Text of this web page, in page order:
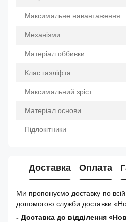
Максимальне навантаження
Механізми
Матеріал оббивки
Клас газліфта
Максимальний зріст
Матеріал основи
Підлокітники
Доставка Оплата
Ми пропонуємо доставку по всій
допомогою служби доставки
- Доставка до відділення